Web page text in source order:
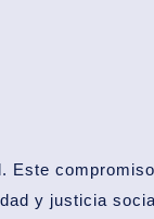
Este
y justicia